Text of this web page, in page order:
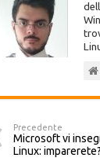
Precedente
Microsoft vi
Linux: imparerete?